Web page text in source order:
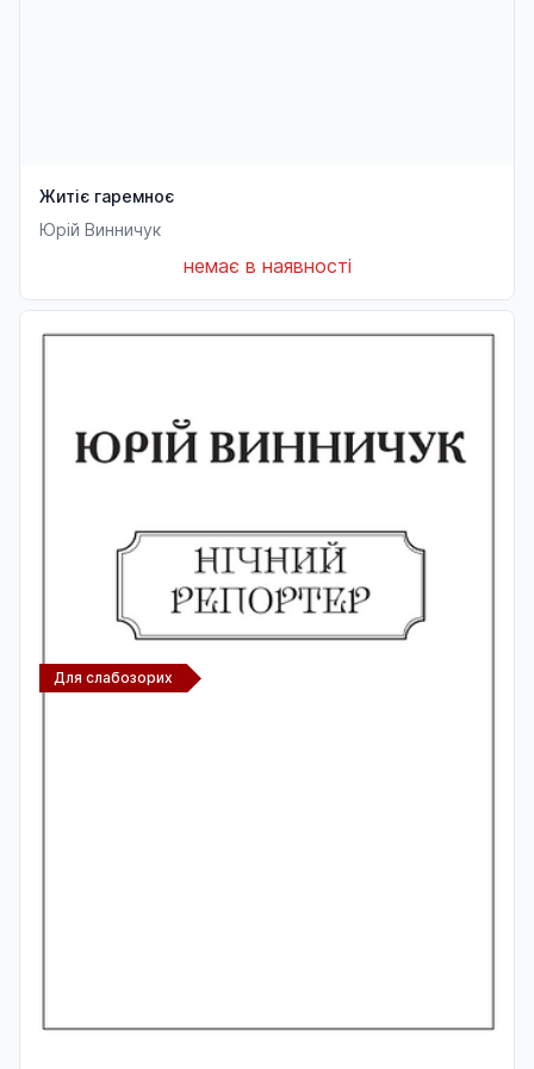
Житіє гаремноє
Юрій Винничук
немає в наявності
Для слабозорих